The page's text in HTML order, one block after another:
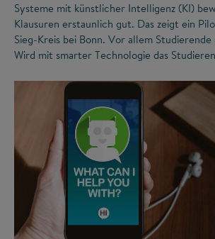
Systeme mit künstlicher Intelligenz (KI)
Klausuren erstaunlich gut. Das zeigt ein
Sieg-Kreis bei Bonn. Vor allem
Wird mit smarter Technologie das